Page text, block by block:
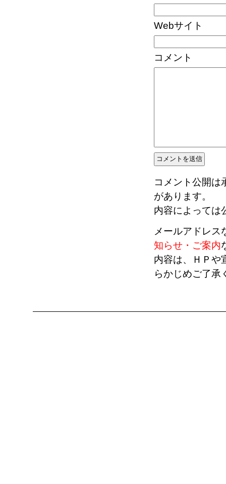
Webサイト
コメント
コメント公開は
があります。
内容によっては
メールアドレス
知らせ・ご案内
内容は、ＨＰや
らかじめご了承